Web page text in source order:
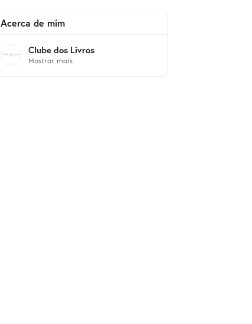
Acerca de mim
Clube dos Livros
Mostrar mais